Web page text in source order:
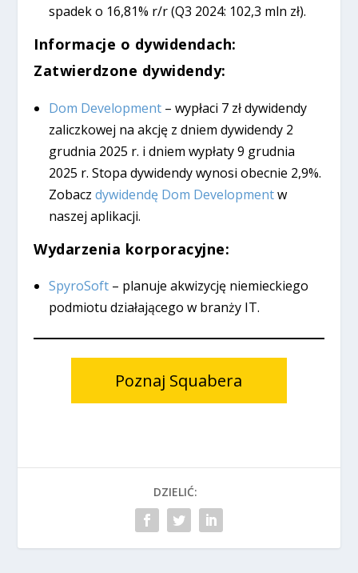
spadek o 16,81% r/r (Q3 2024: 102,3 mln zł).
Informacje o dywidendach:
Zatwierdzone dywidendy:
Dom Development– wypłaci 7 zł dywidendy
zaliczkowej na akcję z dniem dywidendy 2
grudnia 2025 r. i dniem wypłaty 9 grudnia
2025 r. Stopa dywidendy wynosi obecnie 2,9%.
Zobacz dywidendę Dom Developmentw
naszej aplikacji.
Wydarzenia korporacyjne:
SpyroSoft– planuje akwizycję niemieckiego
podmiotu działającego w branży IT.
Poznaj Squabera
DZIELIĆ: